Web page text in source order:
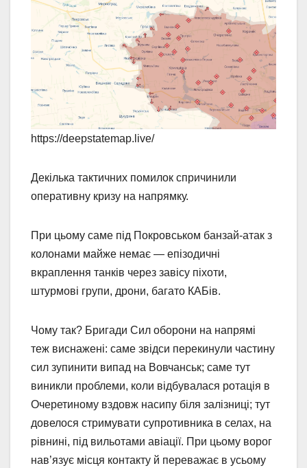
https://deepstatemap.live/
Декілька тактичних помилок спричинили
оперативну кризу на напрямку.
При цьому саме під Покровськом банзай-атак з
колонами майже немає — епізодичні
вкраплення танків через завісу піхоти,
штурмові групи, дрони, багато КАБів.
Чому так? Бригади Сил оборони на напрямі
теж виснажені: саме звідси перекинули частину
сил зупинити випад на Вовчанськ; саме тут
виникли проблеми, коли відбувалася ротація в
Очеретиному вздовж насипу біля залізниці; тут
довелося стримувати супротивника в селах, на
рівнині, під вильотами авіації. При цьому ворог
нав’язує місця контакту й переважає в усьому